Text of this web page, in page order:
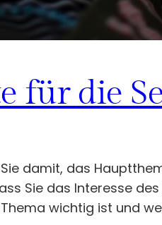
für die
damit, das
Sie das Interesse
wichtig ist und